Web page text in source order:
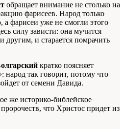
обращает внимание не столько на
фарисеев. Народ только
а фарисеи уже не смогли этого
силу зависти: она мучится
другим, и старается помрачить
кратко поясняет
так говорит, потому что
от семени Давида.
же историко-библейское
что Христос придет из